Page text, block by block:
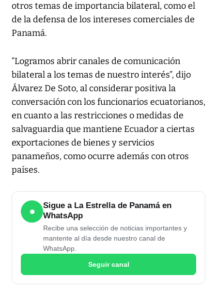
otros temas de importancia bilateral, como el
de la defensa de los intereses comerciales de
Panamá.
“Logramos abrir canales de comunicación
bilateral a los temas de nuestro interés”, dijo
Álvarez De Soto, al considerar positiva la
conversación con los funcionarios ecuatorianos,
en cuanto a las restricciones o medidas de
salvaguardia que mantiene Ecuador a ciertas
exportaciones de bienes y servicios
panameños, como ocurre además con otros
países.
●
Sigue a La Estrella de Panamá en
WhatsApp
Recibe una selección de noticias importantes y
mantente al día desde nuestro canal de
WhatsApp.
Seguir canal